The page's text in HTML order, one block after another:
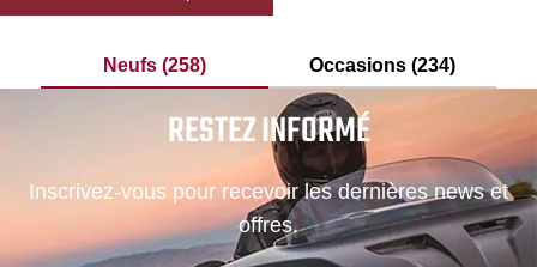
Neufs (258) Occasions (234)
RESTEZ INFORMÉ
Inscrivez-vous pour recevoir les dernières news et
offres.